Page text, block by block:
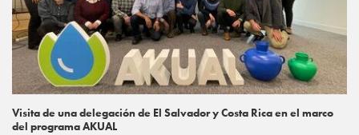
Visita de una delegación de El Salvador y Costa Rica en el marco
del programa AKUAL